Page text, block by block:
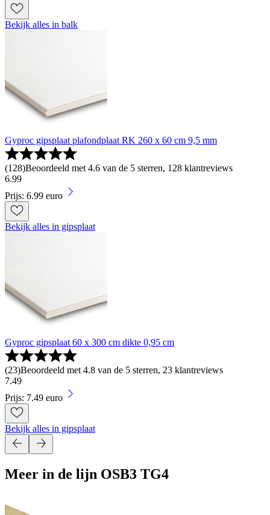
Bekijk alles in balk
Gyproc gipsplaat plafondplaat RK 260 x 60 cm 9,5 mm
(128)Beoordeeld met 4.6 van de 5 sterren, 128 klantreviews
6.99
Prijs: 6.99 euro
Bekijk alles in gipsplaat
Gyproc gipsplaat 60 x 300 cm dikte 0,95 cm
(23)Beoordeeld met 4.8 van de 5 sterren, 23 klantreviews
7.49
Prijs: 7.49 euro
Bekijk alles in gipsplaat
Meer in de lijn OSB3 TG4